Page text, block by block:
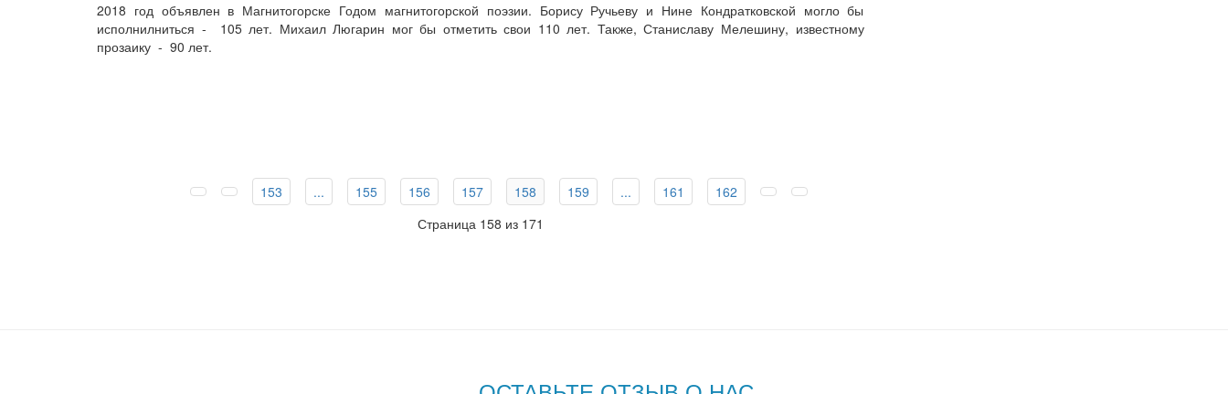
2018 год объявлен в Магнитогорске Годом магнитогорской поэзии. Борису Ручьеву и Нине Кондратковской могло бы
исполнилниться - 105 лет. Михаил Люгарин мог бы отметить свои 110 лет. Также, Станиславу Мелешину, известному
прозаику - 90 лет.
153 ... 155 156 157 158 159 ... 161
162
Страница 158 из 171